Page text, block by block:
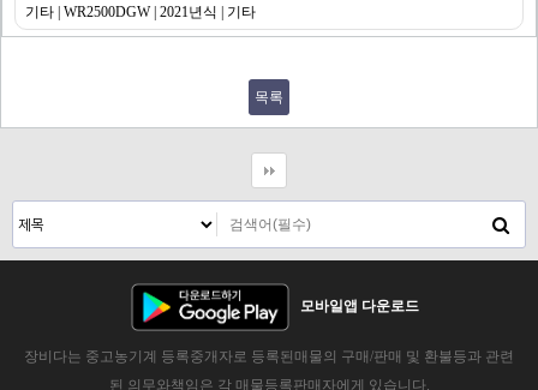
기타 | WR2500DGW | 2021년식 | 기타
목록
모바일앱 다운로드
장비다는 중고농기계 등록중개자로 등록된매물의 구매/판매 및 환불등과 관련
된 의무와책임은 각 매물등록판매자에게 있습니다.